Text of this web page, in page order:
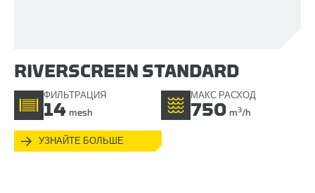
RIVERSCREEN STANDARD
ФИЛЬТРАЦИЯ
14 mesh
МАКС РАСХОД
750 m3/h
УЗНАЙТЕ БОЛЬШЕ